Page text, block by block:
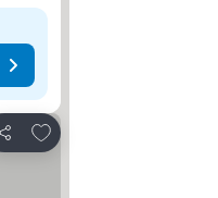
Teilen
Zu Favoriten hinzufügen